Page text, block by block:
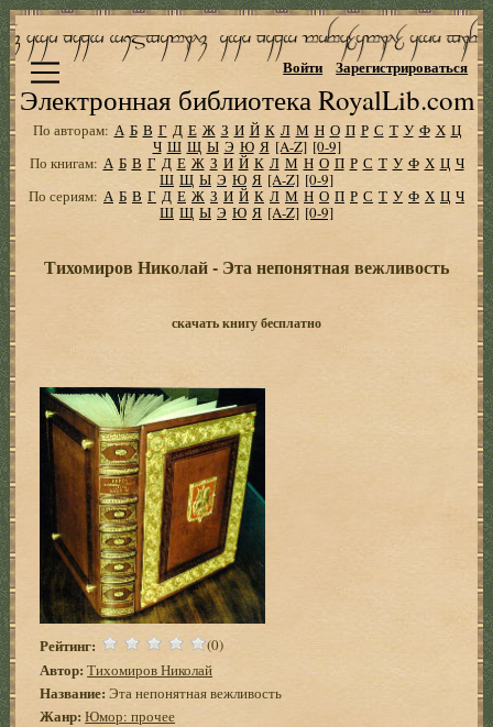
Электронная библиотека RoyalLib.com
Войти Зарегистрироваться
По авторам: А Б В Г Д Е Ж З И Й К Л М Н О П Р С Т У Ф Х Ц
Ч Ш Щ Ы Э Ю Я [A-Z] [0-9]
По книгам: А Б В Г Д Е Ж З И Й К Л М Н О П Р С Т У Ф Х Ц Ч
Ш Щ Ы Э Ю Я [A-Z] [0-9]
По сериям: А Б В Г Д Е Ж З И Й К Л М Н О П Р С Т У Ф Х Ц Ч
Ш Щ Ы Э Ю Я [A-Z] [0-9]
Тихомиров Николай - Эта непонятная вежливость
скачать книгу бесплатно
Рейтинг: (0)
Автор: Тихомиров Николай
Название: Эта непонятная вежливость
Жанр: Юмор: прочее